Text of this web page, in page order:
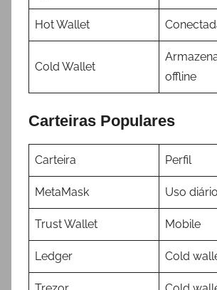
Hot Wallet
Cold Wallet
offline
Carteiras Populares
Carteira Perfil
MetaMask Uso diário
Trust Wallet Mobile
Ledger Cold